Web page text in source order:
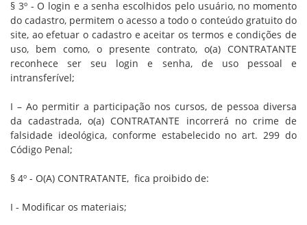
§ 3º - O login e a senha escolhidos pelo usuário, no momento
do cadastro, permitem o acesso a todo o conteúdo gratuito do
site, ao efetuar o cadastro e aceitar os termos e condições de
uso, bem como, o presente contrato, o(a) CONTRATANTE
reconhece ser seu login e senha, de uso pessoal e
intransferível;
I – Ao permitir a participação nos cursos, de pessoa diversa
da cadastrada, o(a) CONTRATANTE incorrerá no crime de
falsidade ideológica, conforme estabelecido no art. 299 do
Código Penal;
§ 4º - O(A) CONTRATANTE, fica proibido de:
I - Modificar os materiais;